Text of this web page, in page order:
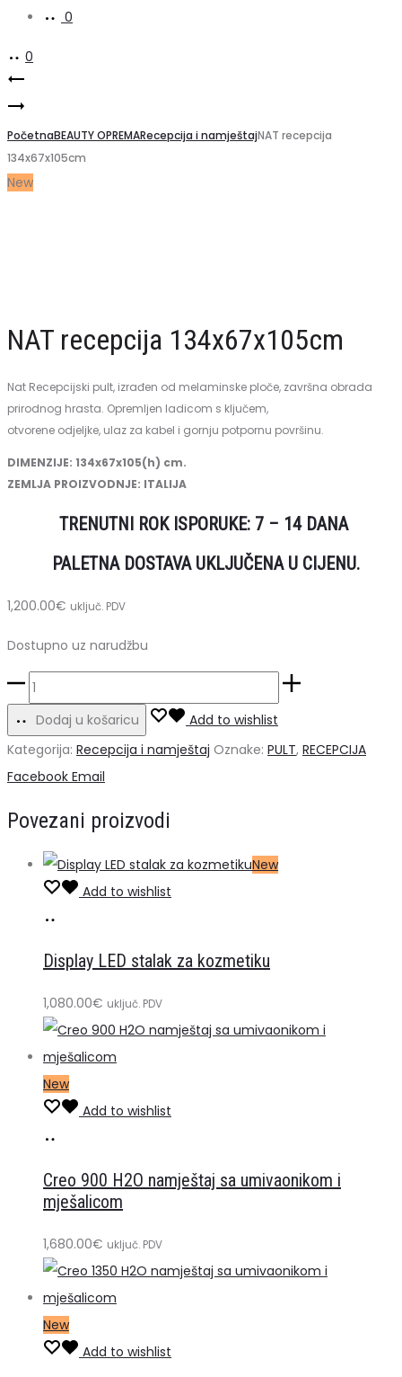
0
0
Product
navigation
stalak
za
kozmetiku
Creo
1350
H2O
namještaj
PočetnaBEAUTY OPREMARecepcija i namještajNAT recepcija
134x67x105cm
New
NAT recepcija 134x67x105cm
Nat Recepcijski pult, izrađen od melaminske ploče, završna obrada
prirodnog hrasta. Opremljen ladicom s ključem,
otvorene odjeljke, ulaz za kabel i gornju potpornu površinu.
DIMENZIJE: 134x67x105(h) cm.
ZEMLJA PROIZVODNJE: ITALIJA
TRENUTNI ROK ISPORUKE: 7 – 14 DANA
PALETNA DOSTAVA UKLJUČENA U CIJENU.
1,200.00€ uključ. PDV
Dostupno uz narudžbu
NAT
recepcija
134x67x105cm
Dodaj u košaricu
Add to wishlist
Kategorija: Recepcija i namještaj Oznake: PULT, RECEPCIJA
Share
Facebook Email
Povezani proizvodi
New
Add to wishlist
košaricu
Display LED stalak za kozmetiku
1,080.00€ uključ. PDV
New
Add to wishlist
košaricu
Creo 900 H2O namještaj sa umivaonikom i
mješalicom
1,680.00€ uključ. PDV
New
Add to wishlist